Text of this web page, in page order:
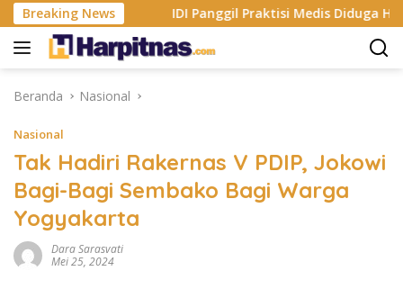
Langsung
ke
konten
Breaking News
App Store IDI Panggil Praktisi Medis Diduga Hina
Beranda Nasional
Nasional
Tak Hadiri Rakernas V PDIP, Jokowi
Bagi-Bagi Sembako Bagi Warga
Yogyakarta
Dara Sarasvati
Mei 25, 2024